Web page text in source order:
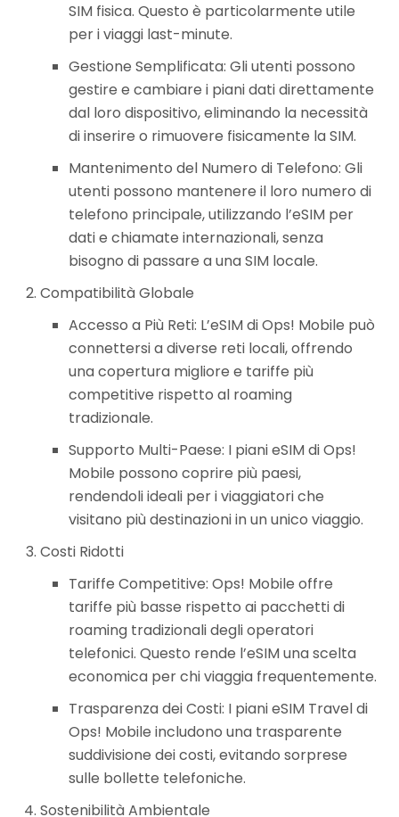
SIM fisica. Questo è particolarmente utile
per i viaggi last-minute.
Gestione Semplificata: Gli utenti possono
gestire e cambiare i piani dati direttamente
dal loro dispositivo, eliminando la necessità
di inserire o rimuovere fisicamente la SIM.
Mantenimento del Numero di Telefono: Gli
utenti possono mantenere il loro numero di
telefono principale, utilizzando l’eSIM per
dati e chiamate internazionali, senza
bisogno di passare a una SIM locale.
Compatibilità Globale
Accesso a Più Reti: L’eSIM di Ops! Mobile può
connettersi a diverse reti locali, offrendo
una copertura migliore e tariffe più
competitive rispetto al roaming
tradizionale.
Supporto Multi-Paese: I piani eSIM di Ops!
Mobile possono coprire più paesi,
rendendoli ideali per i viaggiatori che
visitano più destinazioni in un unico viaggio.
Costi Ridotti
Tariffe Competitive: Ops! Mobile offre
tariffe più basse rispetto ai pacchetti di
roaming tradizionali degli operatori
telefonici. Questo rende l’eSIM una scelta
economica per chi viaggia frequentemente.
Trasparenza dei Costi: I piani eSIM Travel di
Ops! Mobile includono una trasparente
suddivisione dei costi, evitando sorprese
sulle bollette telefoniche.
Sostenibilità Ambientale